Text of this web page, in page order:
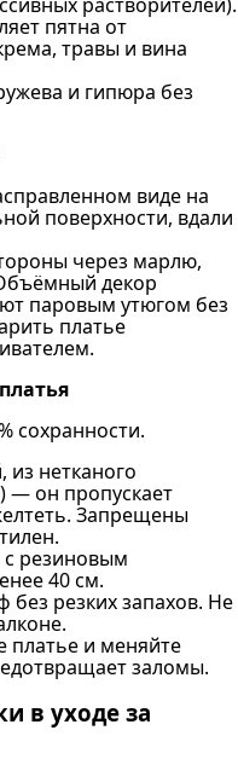
пятна от
травы и вина
и гипюра без
виде на
поверхности, вдали
через марлю,
декор
паровым утюгом без
платье
сохранности.
нетканого
— он пропускает
Запрещены
с резиновым
40 см.
резких запахов. Не
платье и меняйте
заломы.
в уходе за